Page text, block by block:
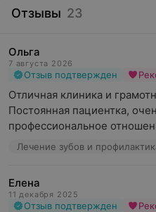
Отзывы 23
Ольга
7 августа 2026
Отзыв подтвержден
Отличная клиника и
Постоянная пациентка,
профессиональное
Лечение зубов и
Елена
11 декабря 2025
Отзыв подтвержден